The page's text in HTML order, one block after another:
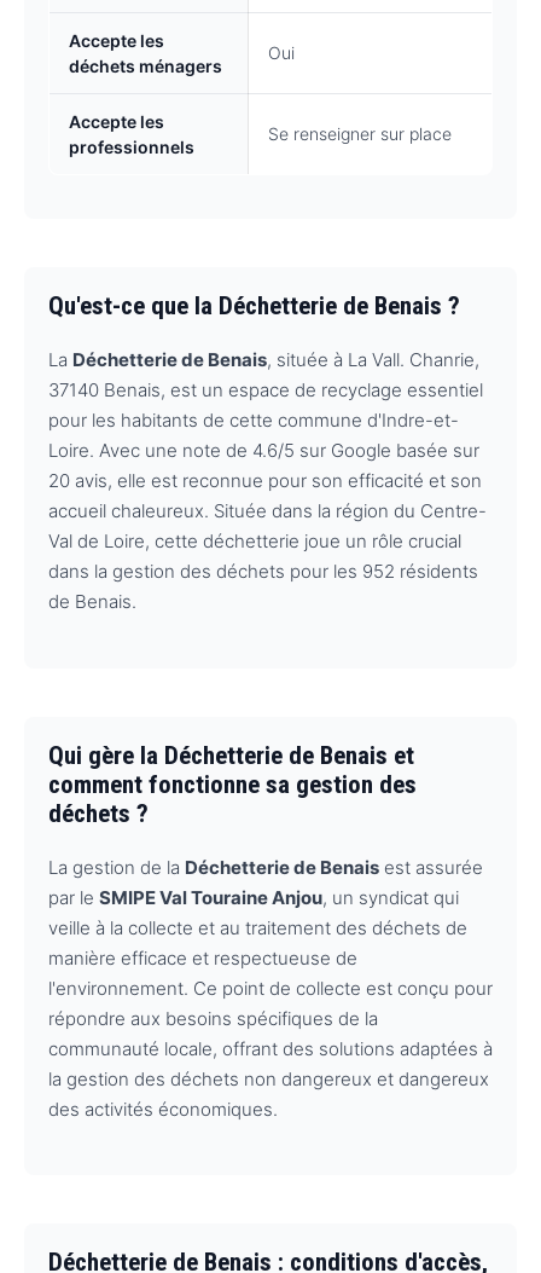
Accepte les
déchets ménagers
Oui
Accepte les
professionnels
Se renseigner sur place
Qu'est-ce que la Déchetterie de Benais ?
La Déchetterie de Benais, située à La Vall. Chanrie,
37140 Benais, est un espace de recyclage essentiel
pour les habitants de cette commune d'Indre-et-
Loire. Avec une note de 4.6/5 sur Google basée sur
20 avis, elle est reconnue pour son efficacité et son
accueil chaleureux. Située dans la région du Centre-
Val de Loire, cette déchetterie joue un rôle crucial
dans la gestion des déchets pour les 952 résidents
de Benais.
Qui gère la Déchetterie de Benais et
comment fonctionne sa gestion des
déchets ?
La gestion de la Déchetterie de Benais est assurée
par le SMIPE Val Touraine Anjou, un syndicat qui
veille à la collecte et au traitement des déchets de
manière efficace et respectueuse de
l'environnement. Ce point de collecte est conçu pour
répondre aux besoins spécifiques de la
communauté locale, offrant des solutions adaptées à
la gestion des déchets non dangereux et dangereux
des activités économiques.
Déchetterie de Benais : conditions d'accès,